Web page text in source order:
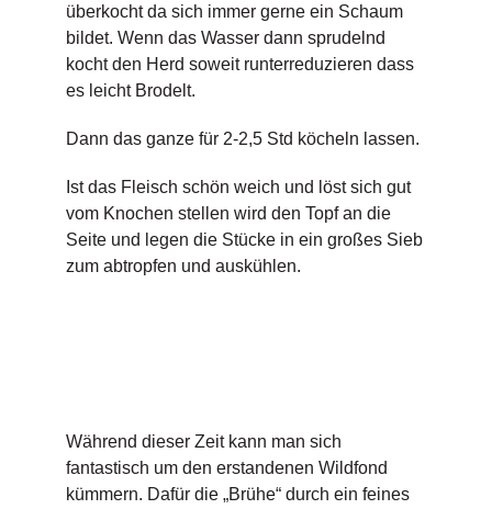
überkocht da sich immer gerne ein Schaum
bildet. Wenn das Wasser dann sprudelnd
kocht den Herd soweit runterreduzieren dass
es leicht Brodelt.
Dann das ganze für 2-2,5 Std köcheln lassen.
Ist das Fleisch schön weich und löst sich gut
vom Knochen stellen wird den Topf an die
Seite und legen die Stücke in ein großes Sieb
zum abtropfen und auskühlen.
Während dieser Zeit kann man sich
fantastisch um den erstandenen Wildfond
kümmern. Dafür die „Brühe“ durch ein feines